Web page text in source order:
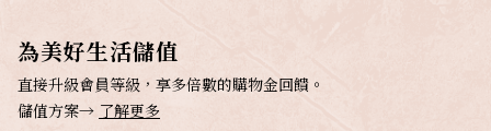
為美好生活儲值
直接升級會員等級，享多倍數的購物金回饋。
儲值方案→ 了解更多